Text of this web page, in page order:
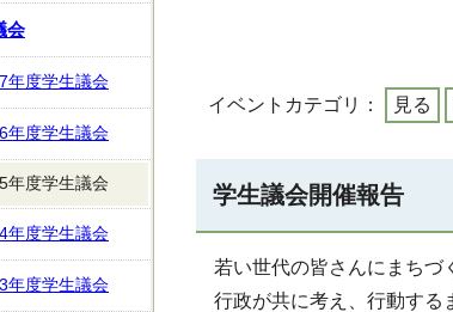
イベントカテゴリ： 見る
学生議会開催報告
若い世代の皆さんにまちづ
行政が共に考え、行動する
会
年度学生議会
年度学生議会
年度学生議会
年度学生議会
年度学生議会